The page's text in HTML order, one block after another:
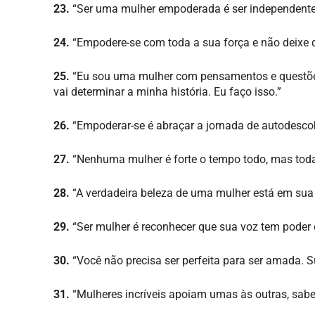
23. “Ser uma mulher empoderada é ser
24. “Empodere-se com toda a sua força e não
25. “Eu sou uma mulher com pensamentos e
vai determinar a minha história. Eu faço isso.”
26. “Empoderar-se é abraçar a jornada de
27. “Nenhuma mulher é forte o tempo todo, mas
28. “A verdadeira beleza de uma mulher está em
29. “Ser mulher é reconhecer que sua voz tem
30. “Você não precisa ser perfeita para ser amada.
31. “Mulheres incríveis apoiam umas às outras,